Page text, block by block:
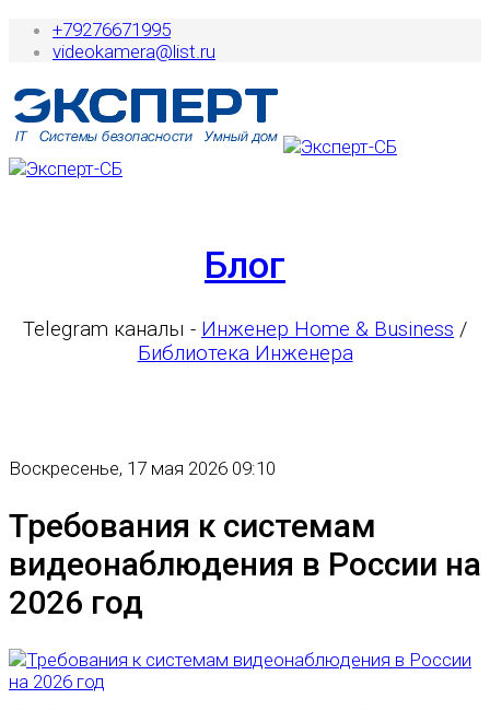
+79276671995
videokamera@list.ru
Блог
Telegram каналы - Инженер Home & Business /
Библиотека Инженера
Воскресенье, 17 мая 2026 09:10
Требования к системам
видеонаблюдения в России на
2026 год